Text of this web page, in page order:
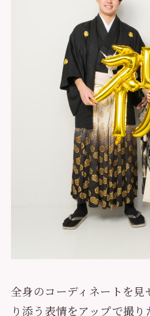
全身のコーディネートを
り添う表情をアップで撮り